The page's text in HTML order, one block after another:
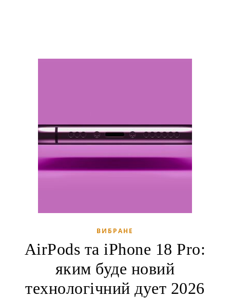
ВИБРАНЕ
АirРods та iРhone 18 Рro:
яким буде новий
технологічний дует 2026